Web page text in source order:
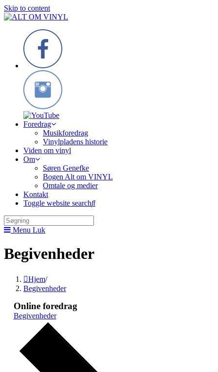
Skip to content
Foredrag
Musikforedrag
Vinylpladens historie
Viden om vinyl
Om
Søren Genefke
Bogen Alt om VINYL
Omtale og medier
Kontakt
Toggle website search
Menu Luk
Begivenheder
Hjem/
Begivenheder
Online foredrag
Begivenheder